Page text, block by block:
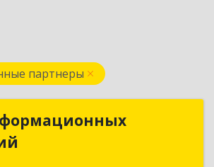
партнеры
информационных